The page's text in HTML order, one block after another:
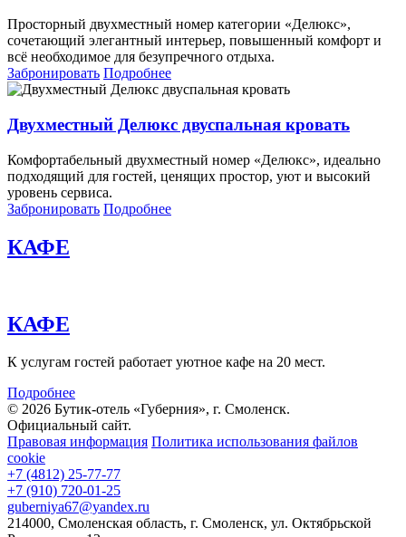
Просторный двухместный номер категории «Делюкс»,
сочетающий элегантный интерьер, повышенный комфорт и
всё необходимое для безупречного отдыха.
Забронировать Подробнее
Двухместный Делюкс двуспальная кровать
Комфортабельный двухместный номер «Делюкс», идеально
подходящий для гостей, ценящих простор, уют и высокий
уровень сервиса.
Забронировать Подробнее
КАФЕ
КАФЕ
К услугам гостей работает уютное кафе на 20 мест.
Подробнее
© 2026 Бутик-отель «Губерния», г. Смоленск.
Официальный сайт.
Правовая информация Политика использования файлов
cookie
+7 (4812) 25-77-77
+7 (910) 720-01-25
guberniya67@yandex.ru
214000, Смоленская область, г. Смоленск, ул. Октябрьской